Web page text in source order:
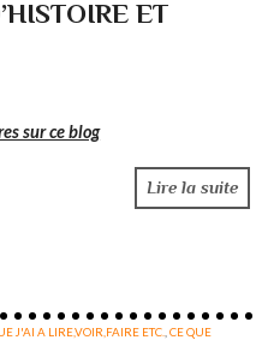
ET
sur ce blog
Lire la suite
J'AI A LIRE,VOIR,FAIRE ETC. ,CE QUE